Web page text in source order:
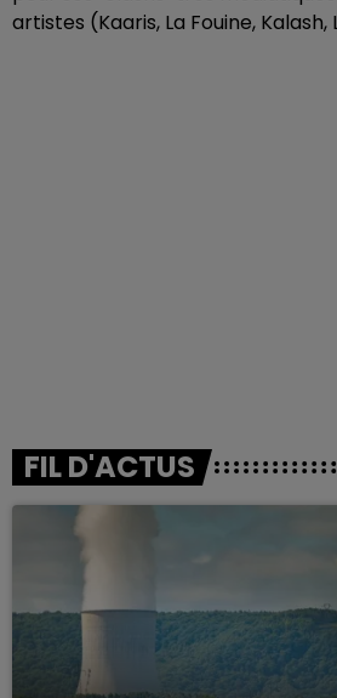
artistes (Kaaris, La Fouine, Kalash,
FIL D'ACTUS